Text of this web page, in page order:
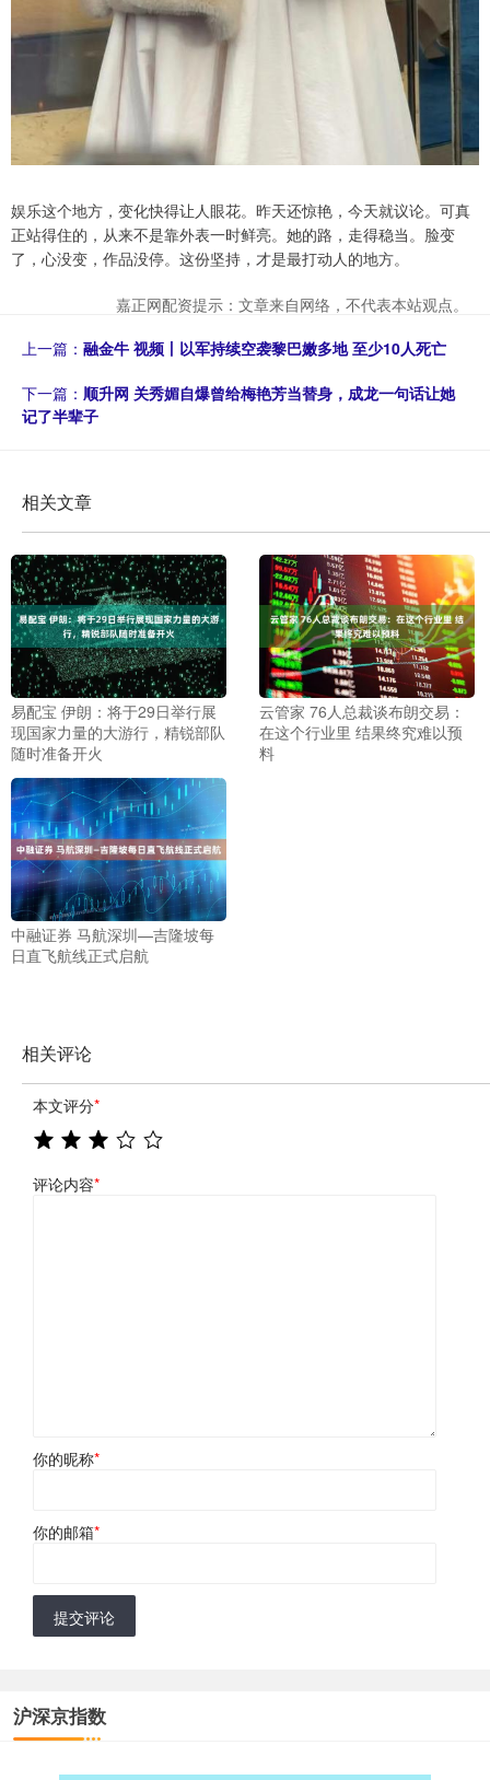
娱乐这个地方，变化快得让人眼花。昨天还惊艳，今天就议论。可真
正站得住的，从来不是靠外表一时鲜亮。她的路，走得稳当。脸变
了，心没变，作品没停。这份坚持，才是最打动人的地方。
嘉正网配资提示：文章来自网络，不代表本站观点。
上一篇： 融金牛 视频丨以军持续空袭黎巴嫩多地 至少10人死亡
下一篇： 顺升网 关秀媚自爆曾给梅艳芳当替身，成龙一句话让她
记了半辈子
相关文章
易配宝 伊朗：将于29日举行展
现国家力量的大游行，精锐部队
随时准备开火
云管家 76人总裁谈布朗交易：
在这个行业里 结果终究难以预
料
中融证券 马航深圳—吉隆坡每
日直飞航线正式启航
相关评论
本文评分*
评论内容*
你的昵称*
你的邮箱*
提交评论
沪深京指数